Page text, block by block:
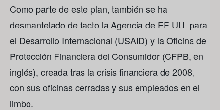
Como parte de este plan, también se ha
desmantelado de facto la Agencia de EE.UU. para
el Desarrollo Internacional (USAID) y la Oficina de
Protección Financiera del Consumidor (CFPB, en
inglés), creada tras la crisis financiera de 2008,
con sus oficinas cerradas y sus empleados en el
limbo.